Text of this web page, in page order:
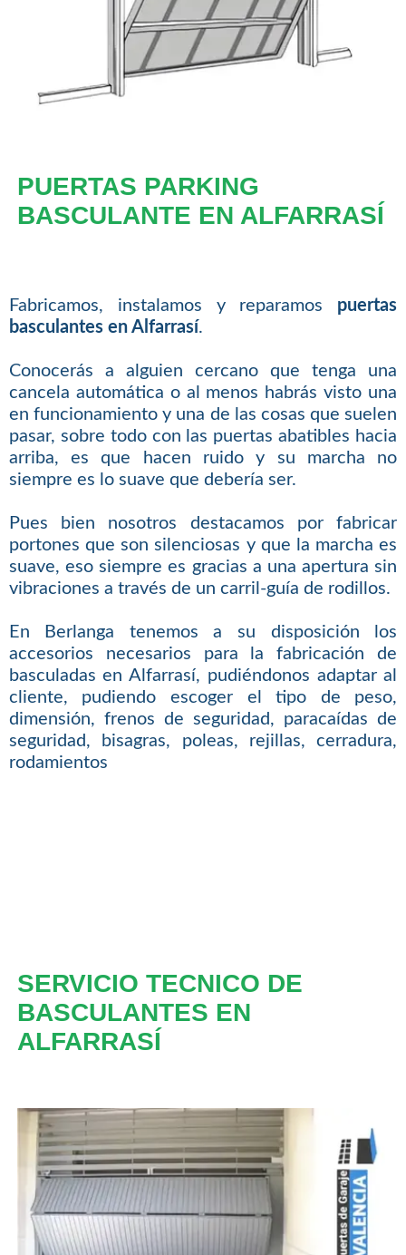
PUERTAS PARKING
BASCULANTE EN ALFARRASÍ
Fabricamos, instalamos y reparamos puertas
basculantes en Alfarrasí.
Conocerás a alguien cercano que tenga una
cancela automática o al menos habrás visto una
en funcionamiento y una de las cosas que suelen
pasar, sobre todo con las puertas abatibles hacia
arriba, es que hacen ruido y su marcha no
siempre es lo suave que debería ser.
Pues bien nosotros destacamos por fabricar
portones que son silenciosas y que la marcha es
suave, eso siempre es gracias a una apertura sin
vibraciones a través de un carril-guía de rodillos.
En Berlanga tenemos a su disposición los
accesorios necesarios para la fabricación de
basculadas en Alfarrasí, pudiéndonos adaptar al
cliente, pudiendo escoger el tipo de peso,
dimensión, frenos de seguridad, paracaídas de
seguridad, bisagras, poleas, rejillas, cerradura,
rodamientos
SERVICIO TECNICO DE
BASCULANTES EN
ALFARRASÍ